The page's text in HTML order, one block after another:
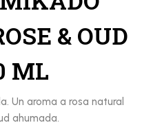
& OUD
ML
Un aroma a rosa natural
ahumada.